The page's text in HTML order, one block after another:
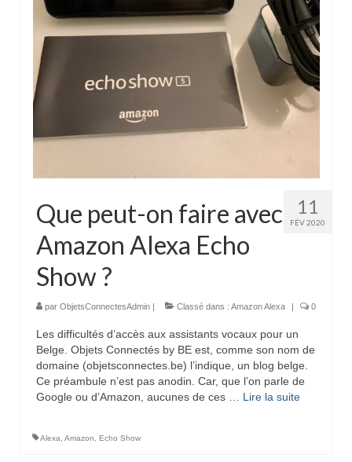
11
FÉV 2020
Que peut-on faire avec
Amazon Alexa Echo
Show ?
par ObjetsConnectesAdmin | Classé dans : Amazon Alexa | 0
Les difficultés d’accès aux assistants vocaux pour un
Belge. Objets Connectés by BE est, comme son nom de
domaine (objetsconnectes.be) l’indique, un blog belge.
Ce préambule n’est pas anodin. Car, que l’on parle de
Google ou d’Amazon, aucunes de ces … Lire la suite­­
Alexa Amazon Echo Show